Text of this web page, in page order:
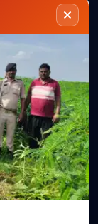
आधा दर्जन से अधिक